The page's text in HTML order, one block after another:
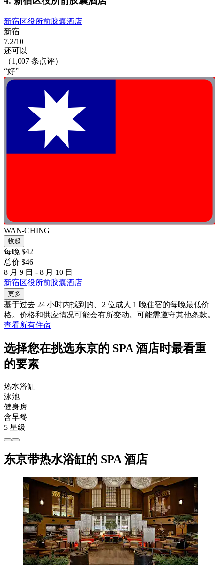
新宿区役所前胶囊酒店
新宿
7.2/10
还可以
（1,007 条点评）
“好”
WAN-CHING
收起
每晚 $42
总价 $46
8 月 9 日 - 8 月 10 日
新宿区役所前胶囊酒店
更多
基于过去 24 小时内找到的、2 位成人 1 晚住宿的每晚最低价
格。价格和供应情况可能会有所变动。可能需遵守其他条款。
查看所有住宿
选择您在挑选东京的 SPA 酒店时最看重
的要素
热水浴缸
泳池
健身房
含早餐
5 星级
东京带热水浴缸的 SPA 酒店